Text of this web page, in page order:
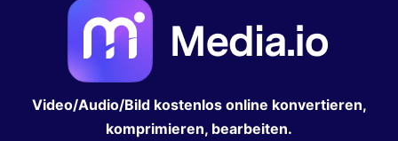
Video/Audio/Bild kostenlos online konvertieren,
komprimieren, bearbeiten.